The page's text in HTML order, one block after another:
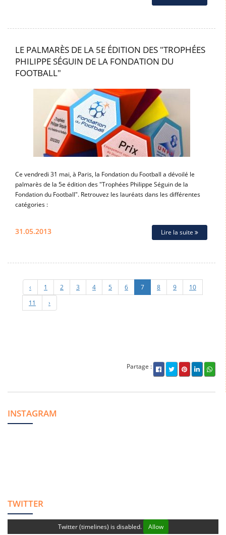
LE PALMARÈS DE LA 5E ÉDITION DES "TROPHÉES
PHILIPPE SÉGUIN DE LA FONDATION DU
FOOTBALL"
Ce vendredi 31 mai, à Paris, la Fondation du Football a dévoilé le
palmarès de la 5e édition des "Trophées Philippe Séguin de la
Fondation du Football". Retrouvez les lauréats dans les différentes
catégories :
31.05.2013 Lire la suite
‹ 1 2 3 4 5 6 7 8 9
10
11
›
Partage :
INSTAGRAM
TWITTER
Twitter (timelines) is disabled. Allow